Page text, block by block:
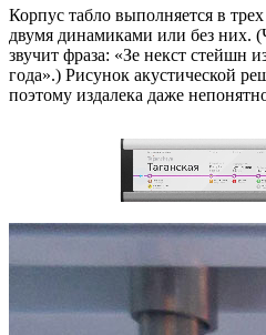
Корпус табло выполняется в
двумя динамиками или без них.
звучит фраза: «Зе некст стейшн
года».) Рисунок акустической
поэтому издалека даже